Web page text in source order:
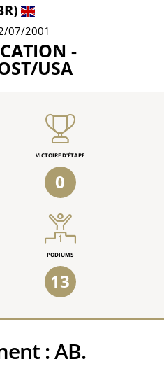
07/2001
-
USA
VICTOIRE D'ÉTAPE
0
PODIUMS
13
:AB.